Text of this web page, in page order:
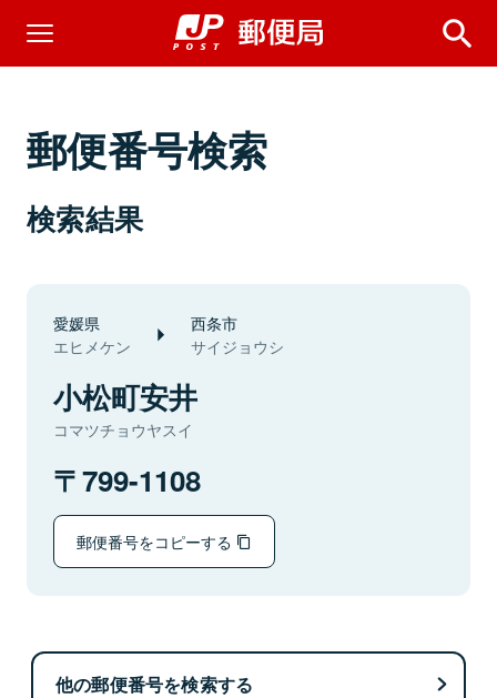
郵便番号検索
検索結果
愛媛県
エヒメケン
西条市
サイジョウシ
小松町安井
コマツチョウヤスイ
799-1108
郵便番号をコピーする
他の郵便番号を検索する